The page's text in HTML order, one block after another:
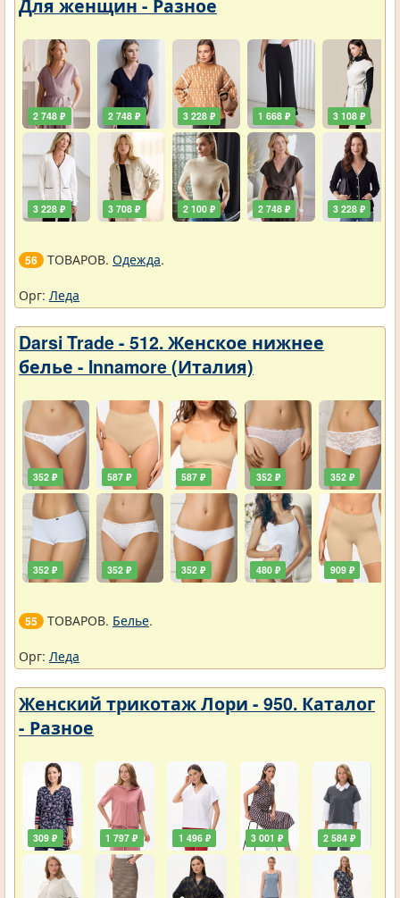
Для женщин - Разное
2 748 ₽
3 228 ₽
2 748 ₽
3 708 ₽
3 228 ₽
2 100 ₽
1 668 ₽
2 748 ₽
3 108 ₽
3 228 ₽
56 ТОВАРОВ. Одежда.
Орг: Леда
Darsi Trade - 512. Женское нижнее
белье - Innamore (Италия)
352 ₽
352 ₽
587 ₽
352 ₽
587 ₽
352 ₽
352 ₽
480 ₽
352 ₽
909 ₽
55 ТОВАРОВ. Белье.
Орг: Леда
Женский трикотаж Лори - 950. Каталог
- Разное
309 ₽ 1 797 ₽ 1 496 ₽ 3 001 ₽ 2 584 ₽